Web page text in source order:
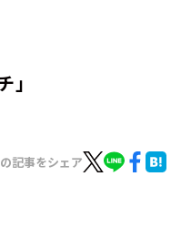
記事をシェア